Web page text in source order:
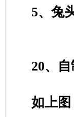
5、兔
20、
如上图